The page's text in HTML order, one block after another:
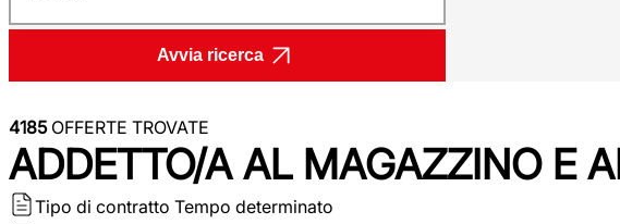
Avvia ricerca
4185OFFERTE TROVATE
ADDETTO/A AL MAGAZZINO E
Tipo di contratto Tempo determinato